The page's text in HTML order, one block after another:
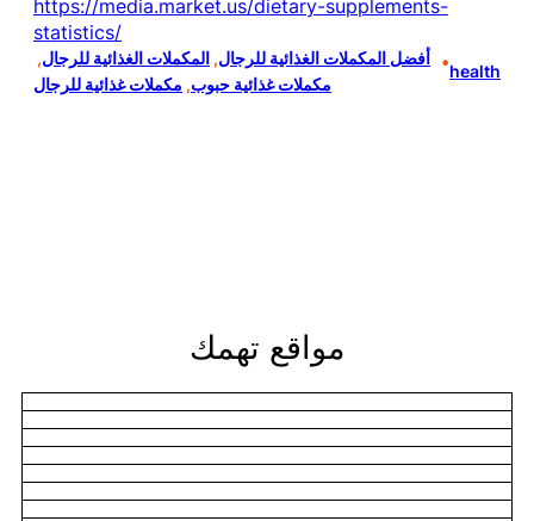
https://media.market.us/dietary-supplements-
statistics/
أفضل المكملات الغذائية للرجال, المكملات الغذائية للرجال,
مكملات غذائية حبوب, مكملات غذائية للرجال
•health
مواقع تهمك